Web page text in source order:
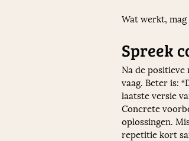
Wat werkt,
Spreek
Na de
vaag. Beter is:
laatste versie
Concrete
oplossingen.
repetitie kort